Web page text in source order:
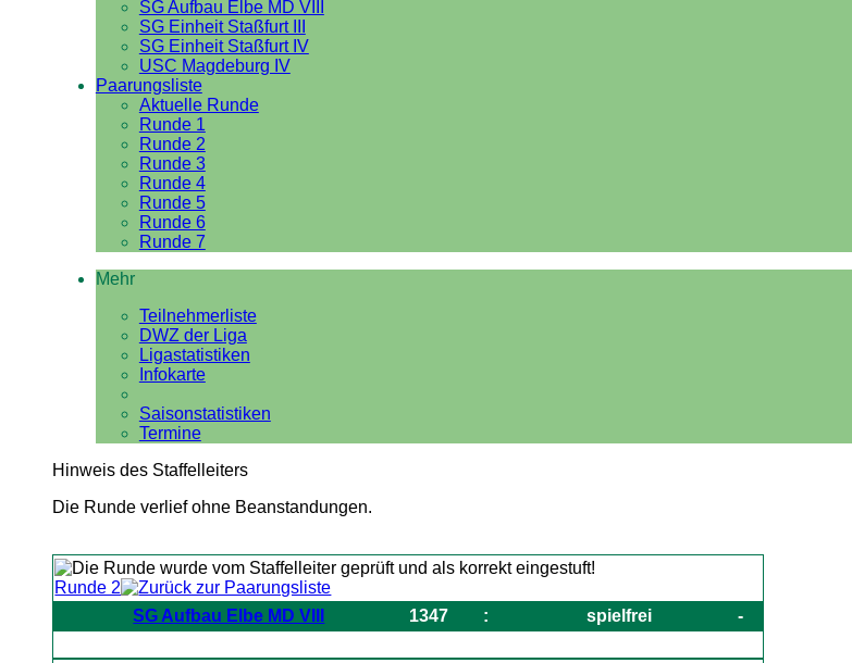
SG Aufbau Elbe MD VIII
SG Einheit Staßfurt III
SG Einheit Staßfurt IV
USC Magdeburg IV
Paarungsliste
Aktuelle Runde
Runde 1
Runde 2
Runde 3
Runde 4
Runde 5
Runde 6
Runde 7
Mehr
Teilnehmerliste
DWZ der Liga
Ligastatistiken
Infokarte
Saisonstatistiken
Termine
Hinweis des Staffelleiters
Die Runde verlief ohne Beanstandungen.
Runde 2
SG Aufbau Elbe MD VIII
1347 : spielfrei -